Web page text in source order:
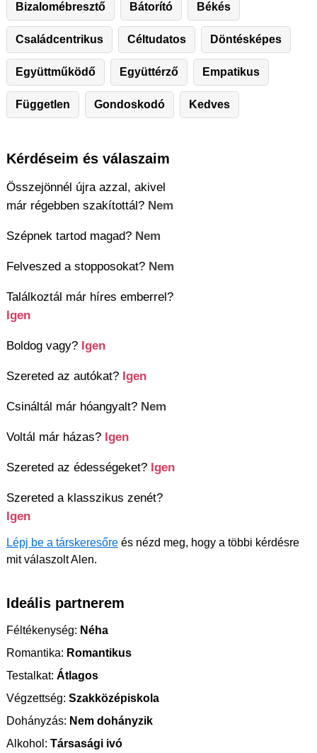
Bizalomébresztő Bátorító Békés
Családcentrikus Céltudatos Döntésképes
Együttműködő Együttérző Empatikus
Független Gondoskodó Kedves
Kérdéseim és válaszaim
Összejönnél újra azzal, akivel
már régebben szakítottál? Nem
Szépnek tartod magad? Nem
Felveszed a stopposokat? Nem
Találkoztál már híres emberrel?
Igen
Boldog vagy? Igen
Szereted az autókat? Igen
Csináltál már hóangyalt? Nem
Voltál már házas? Igen
Szereted az édességeket? Igen
Szereted a klasszikus zenét?
Igen
Lépj be a társkeresőre és nézd meg, hogy a többi kérdésre
mit válaszolt Alen.
Ideális partnerem
Féltékenység: Néha
Romantika: Romantikus
Testalkat: Átlagos
Végzettség: Szakközépiskola
Dohányzás: Nem dohányzik
Alkohol: Társasági ivó